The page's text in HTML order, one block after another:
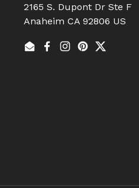
2165 S. Dupont Dr Ste F
Anaheim CA 92806 US
EmailFacebook
Instagram
Pinterest
Twitter